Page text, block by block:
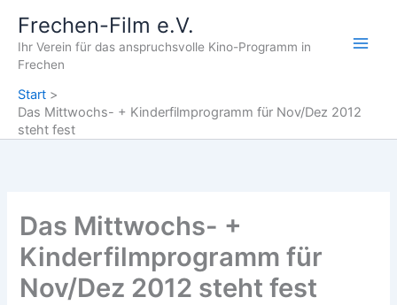
Inhalt
springen
Frechen-Film e.V.
Ihr Verein für das anspruchsvolle Kino-Programm in
Frechen
Start
Das Mittwochs- + Kinderfilmprogramm für Nov/Dez 2012
steht fest
Das Mittwochs- +
Kinderfilmprogramm für
Nov/Dez 2012 steht fest